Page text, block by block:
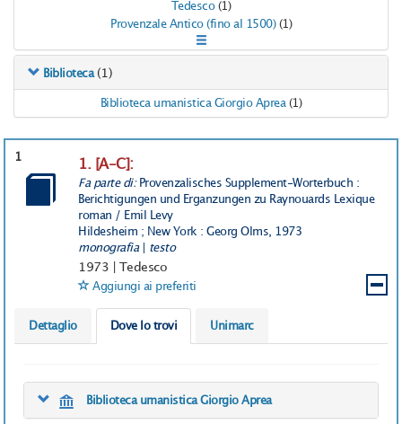
Tedesco (1)
Provenzale Antico (fino al 1500) (1)
Biblioteca (1)
Biblioteca umanistica Giorgio Aprea (1)
1
1. [A-C]:
Fa parte di: Provenzalisches Supplement-Worterbuch :
Berichtigungen und Erganzungen zu Raynouards Lexique
roman / Emil Levy
Hildesheim ; New York : Georg Olms, 1973
monografia| testo
1973 Tedesco
Aggiungi ai preferiti
Dettaglio Dove lo trovi Unimarc
Biblioteca umanistica Giorgio Aprea